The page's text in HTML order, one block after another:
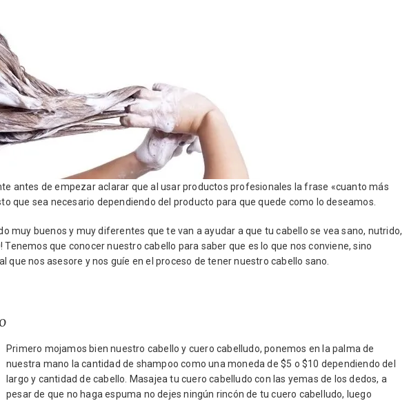
antes de empezar aclarar que al usar productos profesionales la frase «cuanto más
que sea necesario dependiendo del producto para que quede como lo deseamos.
muy buenos y muy diferentes que te van a ayudar a que tu cabello se vea sano, nutrido,
Tenemos que conocer nuestro cabello para saber que es lo que nos conviene, sino
nos asesore y nos guíe en el proceso de tener nuestro cabello sano.
Primero mojamos bien nuestro cabello y cuero cabelludo, ponemos en la palma de
nuestra mano la cantidad de shampoo como una moneda de $5 o $10 dependiendo del
largo y cantidad de cabello. Masajea tu cuero cabelludo con las yemas de los dedos, a
pesar de que no haga espuma no dejes ningún rincón de tu cuero cabelludo, luego